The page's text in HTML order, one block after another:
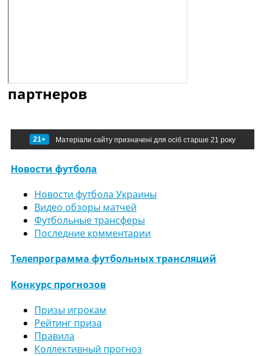
партнеров
21+ Матеріали сайту призначені для осіб старше 21 року
Новости футбола
Новости футбола Украины
Видео обзоры матчей
Футбольные трансферы
Последние комментарии
Телепрограмма футбольных трансляций
Конкурс прогнозов
Призы игрокам
Рейтинг приза
Правила
Коллективный прогноз